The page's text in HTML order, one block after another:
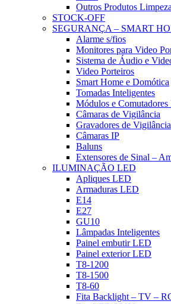
Outros Produtos Limpeza
STOCK-OFF
SEGURANÇA – SMART
Alarme s/fios
Monitores para Video
Sistema de Áudio e
Video Porteiros
Smart Home e Domótica
Tomadas Inteligentes
Módulos e Comutadores
Câmaras de Vigilância
Gravadores de Vigilância
Câmaras IP
Baluns
Extensores de Sinal –
ILUMINAÇÃO LED
Apliques LED
Armaduras LED
E14
E27
GU10
Lâmpadas Inteligentes
Painel embutir LED
Painel exterior LED
T8-1200
T8-1500
T8-60
Fita Backlight – TV –